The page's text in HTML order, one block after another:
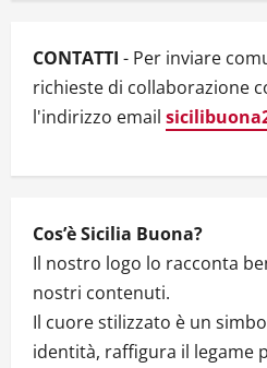
i
o
CONTATTI - Per inviare
richieste di collaborazione
l'indirizzo email
Cos’è Sicilia Buona?
Il nostro logo lo racconta
nostri contenuti.
Il cuore stilizzato è un
identità, raffigura il legame